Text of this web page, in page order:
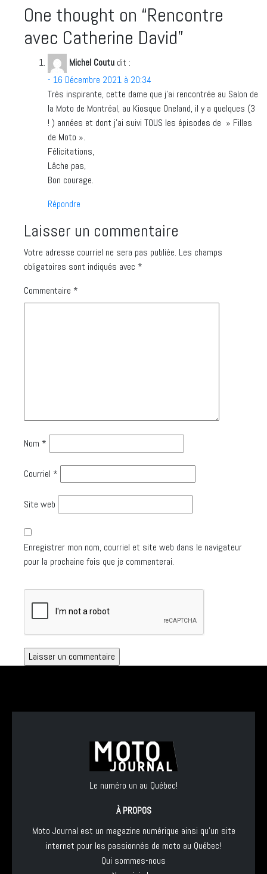
One thought on “Rencontre
avec Catherine David”
Michel Coutu dit :
- 16 Décembre 2021 à 20:34
Très inspirante, cette dame que j’ai rencontrée au Salon de
la Moto de Montréal, au Kiosque Oneland, il y a quelques (3
! ) années et dont j’ai suivi TOUS les épisodes de » Filles
de Moto ».
Félicitations,
Lâche pas,
Bon courage.
Répondre
Laisser un commentaire
Votre adresse courriel ne sera pas publiée. Les champs
obligatoires sont indiqués avec *
Commentaire *
Nom *
Courriel *
Site web
Enregistrer mon nom, courriel et site web dans le navigateur
pour la prochaine fois que je commenterai.
Le numéro un au Québec!
À PROPOS
Moto Journal est un magazine numérique ainsi qu'un site
internet pour les passionnés de moto au Québec!
Qui sommes-nous